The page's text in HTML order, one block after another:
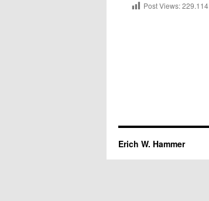
Post Views:229.114
Erich W. Hammer